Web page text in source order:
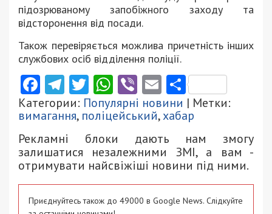
підозрюваному запобіжного заходу та
відсторонення від посади.
Також перевіряється можлива причетність інших
службових осіб відділення поліції.
Facebook
Telegram
Twitter
WhatsApp
ViberEmail
Категории: Популярні новини | Метки:
вимагання, поліцейський,хабар
Рекламні блоки дають нам змогу
залишатися незалежними ЗМІ, а вам -
отримувати найсвіжіші новини під ними.
Приєднуйтесь також до 49000 в Google News. Слідкуйте